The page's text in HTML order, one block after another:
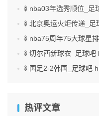
🍢nba03年选秀顺位_足
🍢北京奥运火炬传递_
🍢nba75周年75大球星
🍢切尔西新球衣_足球吧
🍢国足2-2韩国_足球吧
热评文章